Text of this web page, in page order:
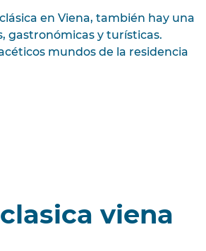
en Viena, también hay una
gastronómicas y turísticas.
mundos de la residencia
viena